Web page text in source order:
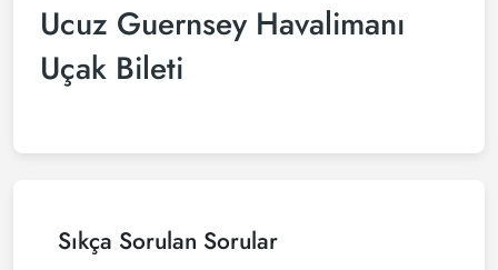
Ucuz Guernsey Havalimanı
Uçak Bileti
Sıkça Sorulan Sorular